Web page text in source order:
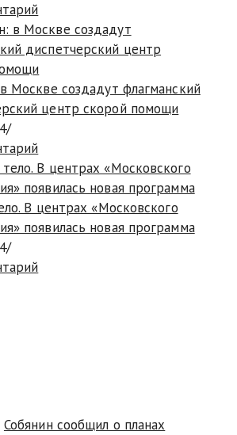
Москве создадут флагманский
центр скорой помощи
/
В центрах «Московского
появилась новая программа
/
Собянин сообщил о планах